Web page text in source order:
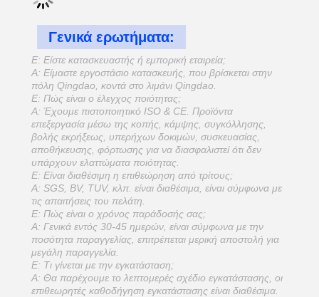
Γενικά ερωτήματα:
Ε: Είστε κατασκευαστής ή εμπορική εταιρεία;
Α: Είμαστε εργοστάσιο κατασκευής, που βρίσκεται στην
πόλη Qingdao, κοντά στο λιμάνι Qingdao.
Ε: Πώς είναι ο έλεγχος ποιότητας;
Α: Έχουμε πιστοποιητικό ISO & CE. Προϊόντα
επεξεργασία μέσω της κοπής, κάμψης, συγκόλλησης,
βολής εκρήξεως, υπερήχων δοκιμών, συσκευασίας,
αποθήκευσης, φόρτωσης για να διασφαλιστεί ότι δεν
υπάρχουν ελαττώματα ποιότητας.
Ε: Είναι διαθέσιμη η επιθεώρηση από τρίτους;
Α: SGS, BV, TUV, κλπ. είναι διαθέσιμα, είναι σύμφωνα με
τις απαιτήσεις του πελάτη.
Ε: Πώς είναι ο χρόνος παράδοσής σας;
Α: Γενικά εντός 30-45 ημερών, είναι σύμφωνα με την
ποσότητα παραγγελίας, επιτρέπεται μερική αποστολή για
μεγάλη παραγγελία.
Ε: Τι γίνεται με την εγκατάσταση;
Α: Θα παρέχουμε το λεπτομερές σχέδιο εγκατάστασης, οι
επιθεωρητές καθοδήγηση εγκατάστασης είναι διαθέσιμα.